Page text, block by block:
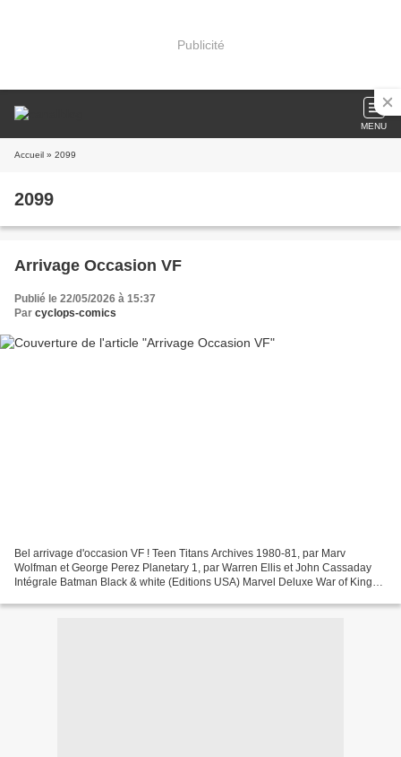
Publicité
MENU
Accueil » 2099
2099
Arrivage Occasion VF
Publié le 22/05/2026 à 15:37
Par cyclops-comics
Bel arrivage d'occasion VF ! Teen Titans Archives 1980-81, par Marv
Wolfman et George Perez Planetary 1, par Warren Ellis et John Cassaday
Intégrale Batman Black & white (Editions USA) Marvel Deluxe War of Kings,